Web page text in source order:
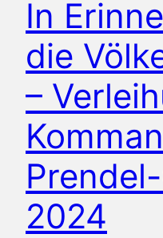
In
die
–
2024